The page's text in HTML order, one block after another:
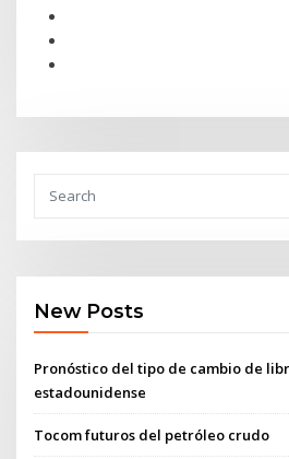
New Posts
Pronóstico del tipo de cambio de
estadounidense
Tocom futuros del petróleo crudo